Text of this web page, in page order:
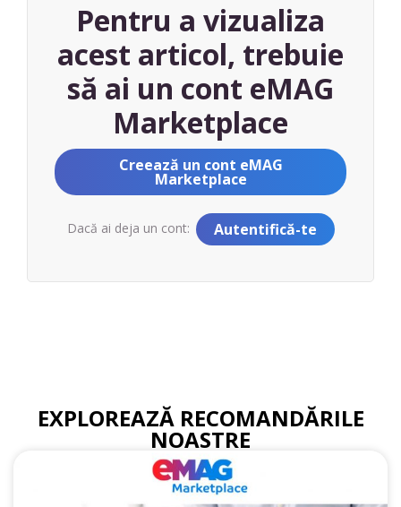
Pentru a vizualiza
acest articol, trebuie
să ai un cont eMAG
Marketplace
Creează un cont eMAG
Marketplace
Dacă ai deja un cont: Autentifică-te
EXPLOREAZĂ RECOMANDĂRILE
NOASTRE